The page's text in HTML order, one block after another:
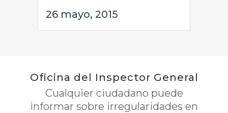
26 mayo, 2015
Oficina del Inspector General
Cualquier ciudadano puede
informar sobre irregularidades en